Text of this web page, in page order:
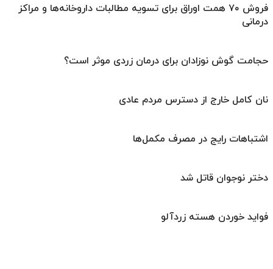
فروش ۷۰ همت اوراق برای تسویه مطالبات داروخانه‌ها و مراکز
درمانی
حجامت گوش نوزادان برای درمان زردی موثر است؟
نان کامل خارج از دسترس مردم عادی
اشتباهات رایج در مصرف مکمل‌ها
دختر نوجوان قاتل شد
فواید خوردن هسته زردآلو